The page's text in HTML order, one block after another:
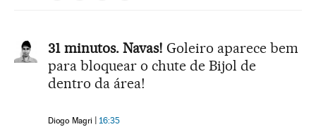
31 minutos. Navas! Goleiro aparece bem
para bloquear o chute de Bijol de
dentro da área!
Diogo Magri 16:35